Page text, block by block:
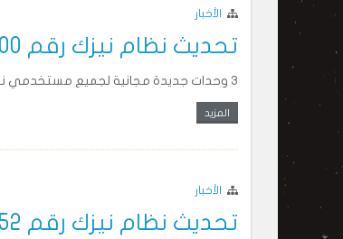
الأخبار
تحديث نظام نيزك رقم 4.00
3 وحدات جديدة مجانية لجميع مستخدمي نظام نيزك!
المزيد
الأخبار
تحديث نظام نيزك رقم 3.52